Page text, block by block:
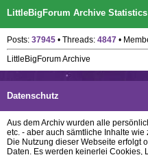
LittleBigForum Archive Statistics
Posts: 37945 • Threads: 4847 •
LittleBigForum Archive
Datenschutz
Aus dem Archiv wurden alle
etc. - aber auch sämtliche Inhalte
Die Nutzung dieser Webseite erfolgt
Daten. Es werden keinerlei Cookies,